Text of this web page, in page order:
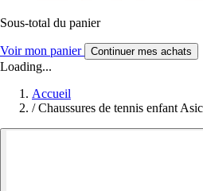
Sous-total du panier
Voir mon panier Continuer mes achats
Loading...
Accueil
/ Chaussures de tennis enfant